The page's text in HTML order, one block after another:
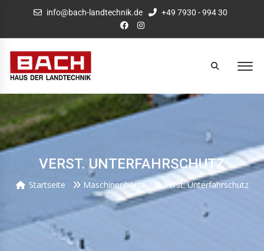
info@bach-landtechnik.de +49 7930 - 994 30
VERST. UNTERFAHRSCHUTZ
Startseite Maschinenbörse Verst. Unterfahrschutz